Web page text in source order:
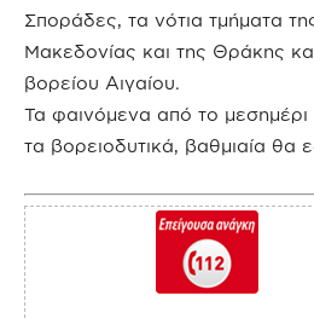
Σποράδες, τα νότια τμήματα
Μακεδονίας και της Θράκης
βορείου Αιγαίου.
Τα φαινόμενα από το μεσημέρι
τα βορειοδυτικά, βαθμιαία θα